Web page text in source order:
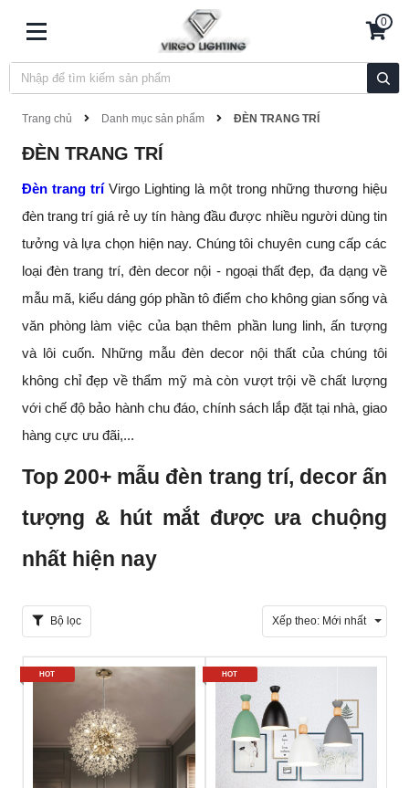
0
Trang chủ Danh mục sản phẩm ĐÈN TRANG TRÍ
ĐÈN TRANG TRÍ
Đèn trang tríVirgo Lighting là một trong những thương hiệu
đèn trang trí giá rẻ uy tín hàng đầu được nhiều người dùng tin
tưởng và lựa chọn hiện nay. Chúng tôi chuyên cung cấp các
loại đèn trang trí, đèn decor nội - ngoại thất đẹp, đa dạng về
mẫu mã, kiểu dáng góp phần tô điểm cho không gian sống và
văn phòng làm việc của bạn thêm phần lung linh, ấn tượng
và lôi cuốn. Những mẫu đèn decor nội thất của chúng tôi
không chỉ đẹp về thẩm mỹ mà còn vượt trội về chất lượng
với chế độ bảo hành chu đáo, chính sách lắp đặt tại nhà, giao
hàng cực ưu đãi,...
Top 200+ mẫu đèn trang trí, decor ấn
tượng & hút mắt được ưa chuộng
nhất hiện nay
Bộ lọc Xếp theo: Mới nhất
HOT HOT